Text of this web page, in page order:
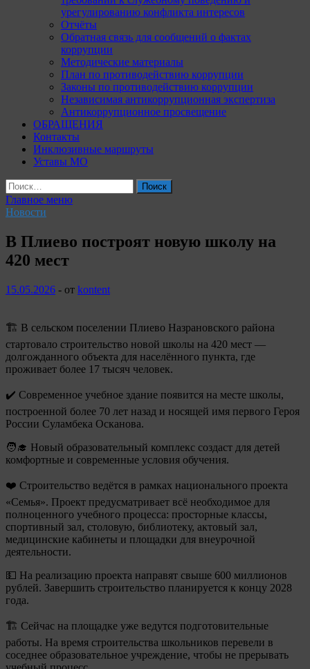
урегулированию конфликта интересов
Отчёты
Обратная связь для сообщений о фактах
коррупции
Методические материалы
План по противодействию коррупции
Законы по противодействию коррупции
Независимая антикоррупционная экспертиза
Антикоррупционное просвещение
ОБРАЩЕНИЯ
Контакты
Инклюзивные маршруты
Уставы МО
Найти:
Главное меню
Новости
В Плиево построят новую школу на
420 мест
15.05.2026 - от kontent
🏗 В сельском поселении Плиево Назрановского района
стартовало строительство новой школы на 420 мест —
долгожданного объекта для населённого пункта, где
проживает более 17 тысяч человек.
✔️ Современное учебное здание появится на месте школы,
построенной более 70 лет назад и носящей имя первого Героя
России Суламбека Осканова.
🧑‍🎓 Новый образовательный комплекс создаст для детей
комфортные и современные условия обучения.
❤️ Строительство ведётся в рамках национального проекта
«Семья». Проект предусматривает всё необходимое для
полноценного учебного процесса: просторные классы,
спортивный зал, столовую, библиотеку, актовый зал,
медицинские кабинеты и площадки для внеурочной
деятельности.
💵 На реализацию проекта направят свыше 600 миллионов
рублей. Завершить строительство планируется к концу 2028
года.
🏗 Сейчас на площадке уже ведутся подготовительные
работы. На время строительства школьников перевели в
соседнее образовательное учреждение, чтобы не прерывать